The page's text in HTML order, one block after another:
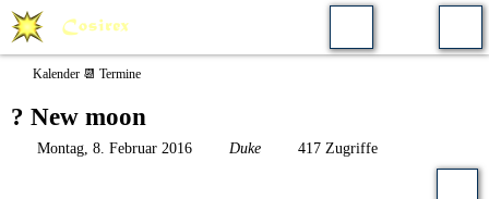
Kalender 📆 Termine
? New moon
Montag, 8. Februar 2016 Duke 417 Zugriffe